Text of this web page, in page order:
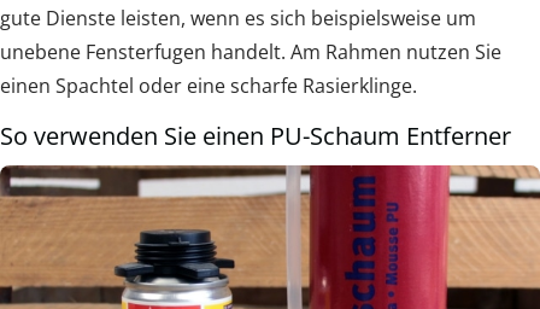
gute Dienste leisten, wenn es sich beispielsweise um
unebene Fensterfugen handelt. Am Rahmen nutzen Sie
einen Spachtel oder eine scharfe Rasierklinge.
So verwenden Sie einen PU-Schaum Entferner